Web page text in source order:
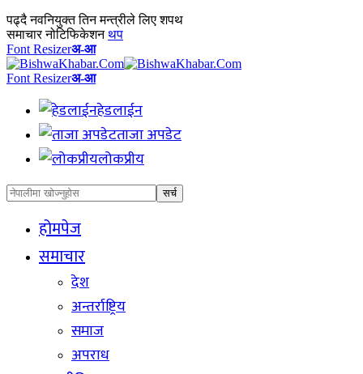
पढ्दै नवनियुक्त तिन मन्त्रीले लिए शपथ
समाचार नोटिफिकेशन थप
Font Resizerअ-आ
Font Resizerअ-आ
हेडलाईन
ताजा अपडेट
लोकप्रीय
होमपेज
समाचार
देश
अन्तर्राष्ट्रिय
समाज
अपराध